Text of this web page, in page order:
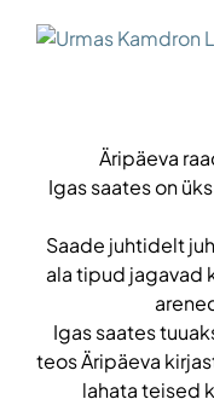
Äripäeva
Igas saates on
Saade juhtidelt
ala tipud jagavad
Igas saates
teos Äripäeva
lahata teised